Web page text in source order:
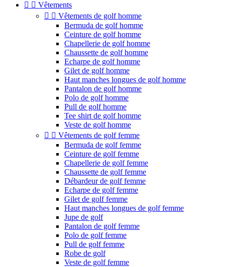
  Vêtements
  Vêtements de golf homme
Bermuda de golf homme
Ceinture de golf homme
Chapellerie de golf homme
Chaussette de golf homme
Echarpe de golf homme
Gilet de golf homme
Haut manches longues de golf homme
Pantalon de golf homme
Polo de golf homme
Pull de golf homme
Tee shirt de golf homme
Veste de golf homme
  Vêtements de golf femme
Bermuda de golf femme
Ceinture de golf femme
Chapellerie de golf femme
Chaussette de golf femme
Débardeur de golf femme
Echarpe de golf femme
Gilet de golf femme
Haut manches longues de golf femme
Jupe de golf
Pantalon de golf femme
Polo de golf femme
Pull de golf femme
Robe de golf
Veste de golf femme